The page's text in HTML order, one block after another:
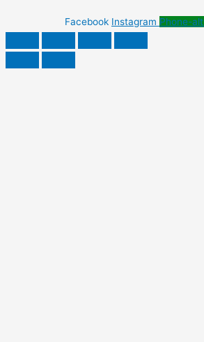
Facebook Instagram Phone-alt